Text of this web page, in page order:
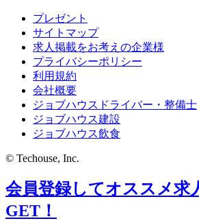
プレゼント
サイトマップ
求人掲載をお考えの企業様
プライバシーポリシー
利用規約
会社概要
ジョブハウスドライバー・整備士
ジョブハウス建設
ジョブハウス飲食
© Techouse, Inc.
会員登録してオススメ求
GET！